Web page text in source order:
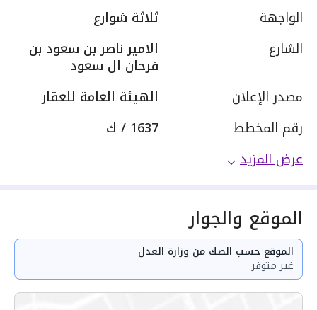
الواجهة
ثلاثة شوارع
الشارع
الامير ناصر بن سعود بن
فرحان ال سعود
مصدر الإعلان
الهيئة العامة للعقار
رقم المخطط
1637 / ك
عرض المزيد
الموقع والجوار
الموقع حسب الصك من وزارة العدل
غير متوفر